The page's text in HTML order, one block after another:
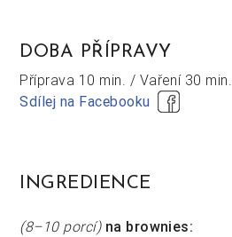
DOBA PŘÍPRAVY
Příprava 10 min. / Vaření 30 min.
Sdílej na Facebooku
INGREDIENCE
(8–10 porcí) na brownies: